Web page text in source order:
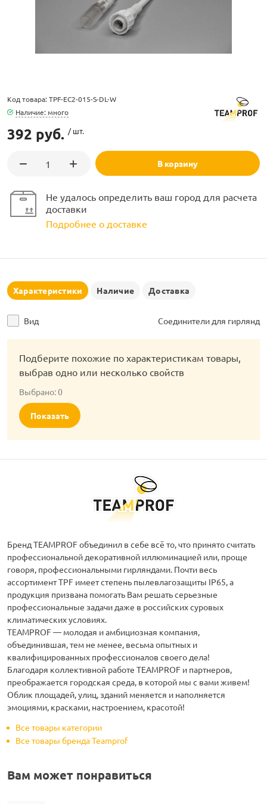
LED
Код товара: TPF-EC2-015-S-DL-W
Наличие: много
392 руб. / шт.
В корзину
Не удалось определить ваш город для расчета
доставки
Подробнее о доставке
Характеристики Наличие Доставка
Вид Соединители для гирлянд
Подберите похожие по характеристикам товары,
выбрав одно или несколько свойств
Выбрано:0
Показать
Бренд TEAMPROF объединил в себе всё то, что принято считать
профессиональной декоративной иллюминацией или, проще
говоря, профессиональными гирляндами. Почти весь
ассортимент TPF имеет степень пылевлагозащиты IP65, а
продукция призвана помогать Вам решать серьезные
профессиональные задачи даже в российских суровых
климатических условиях.
ТEAMPROF — молодая и амбициозная компания,
объединившая, тем не менее, весьма опытных и
квалифицированных профессионалов своего дела!
Благодаря коллективной работе TEAMPROF и партнеров,
преображается городская среда, в которой мы с вами живем!
Облик площадей, улиц, зданий меняется и наполняется
эмоциями, красками, настроением, красотой!
Все товары категории
Все товары бренда Teamprof
Вам может понравиться